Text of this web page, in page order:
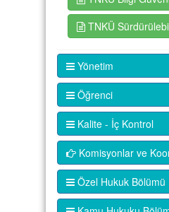
TNKÜ
Yönetim
Öğrenci
Kalite - İç Kontrol
Komisyonlar ve
Özel Hukuk Bölümü